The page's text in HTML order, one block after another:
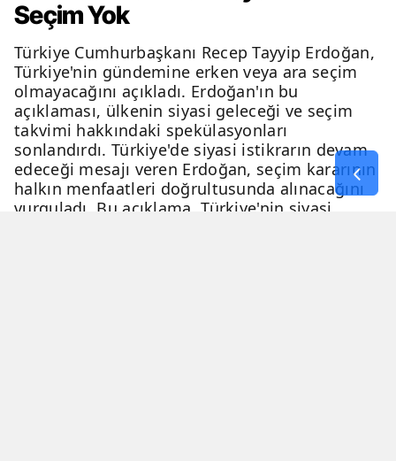
Seçim Yok
Türkiye Cumhurbaşkanı Recep Tayyip Erdoğan,
Türkiye'nin gündemine erken veya ara seçim
olmayacağını açıkladı. Erdoğan'ın bu
açıklaması, ülkenin siyasi geleceği ve seçim
takvimi hakkındaki spekülasyonları
sonlandırdı. Türkiye'de siyasi istikrarın devam
edeceği mesajı veren Erdoğan, seçim kararının
halkın menfaatleri doğrultusunda alınacağını
vurguladı. Bu açıklama, Türkiye'nin siyasi